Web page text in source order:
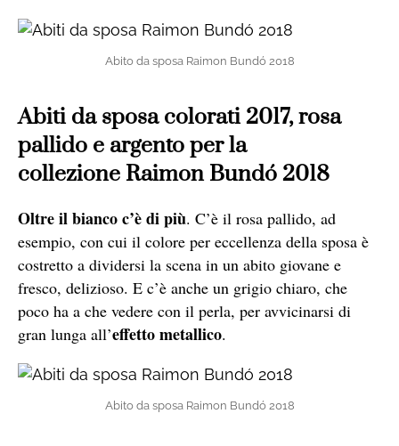
Abito da sposa Raimon Bundó 2018
Abiti da sposa colorati 2017, rosa
pallido e argento per la
collezione Raimon Bundó 2018
Oltre il bianco c’è di più. C’è il rosa pallido, ad
esempio, con cui il colore per eccellenza della sposa è
costretto a dividersi la scena in un abito giovane e
fresco, delizioso. E c’è anche un grigio chiaro, che
poco ha a che vedere con il perla, per avvicinarsi di
gran lunga all’effetto metallico.
Abito da sposa Raimon Bundó 2018